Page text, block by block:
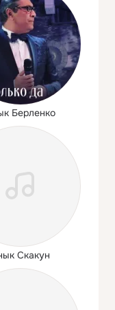
Берленко
Скакун